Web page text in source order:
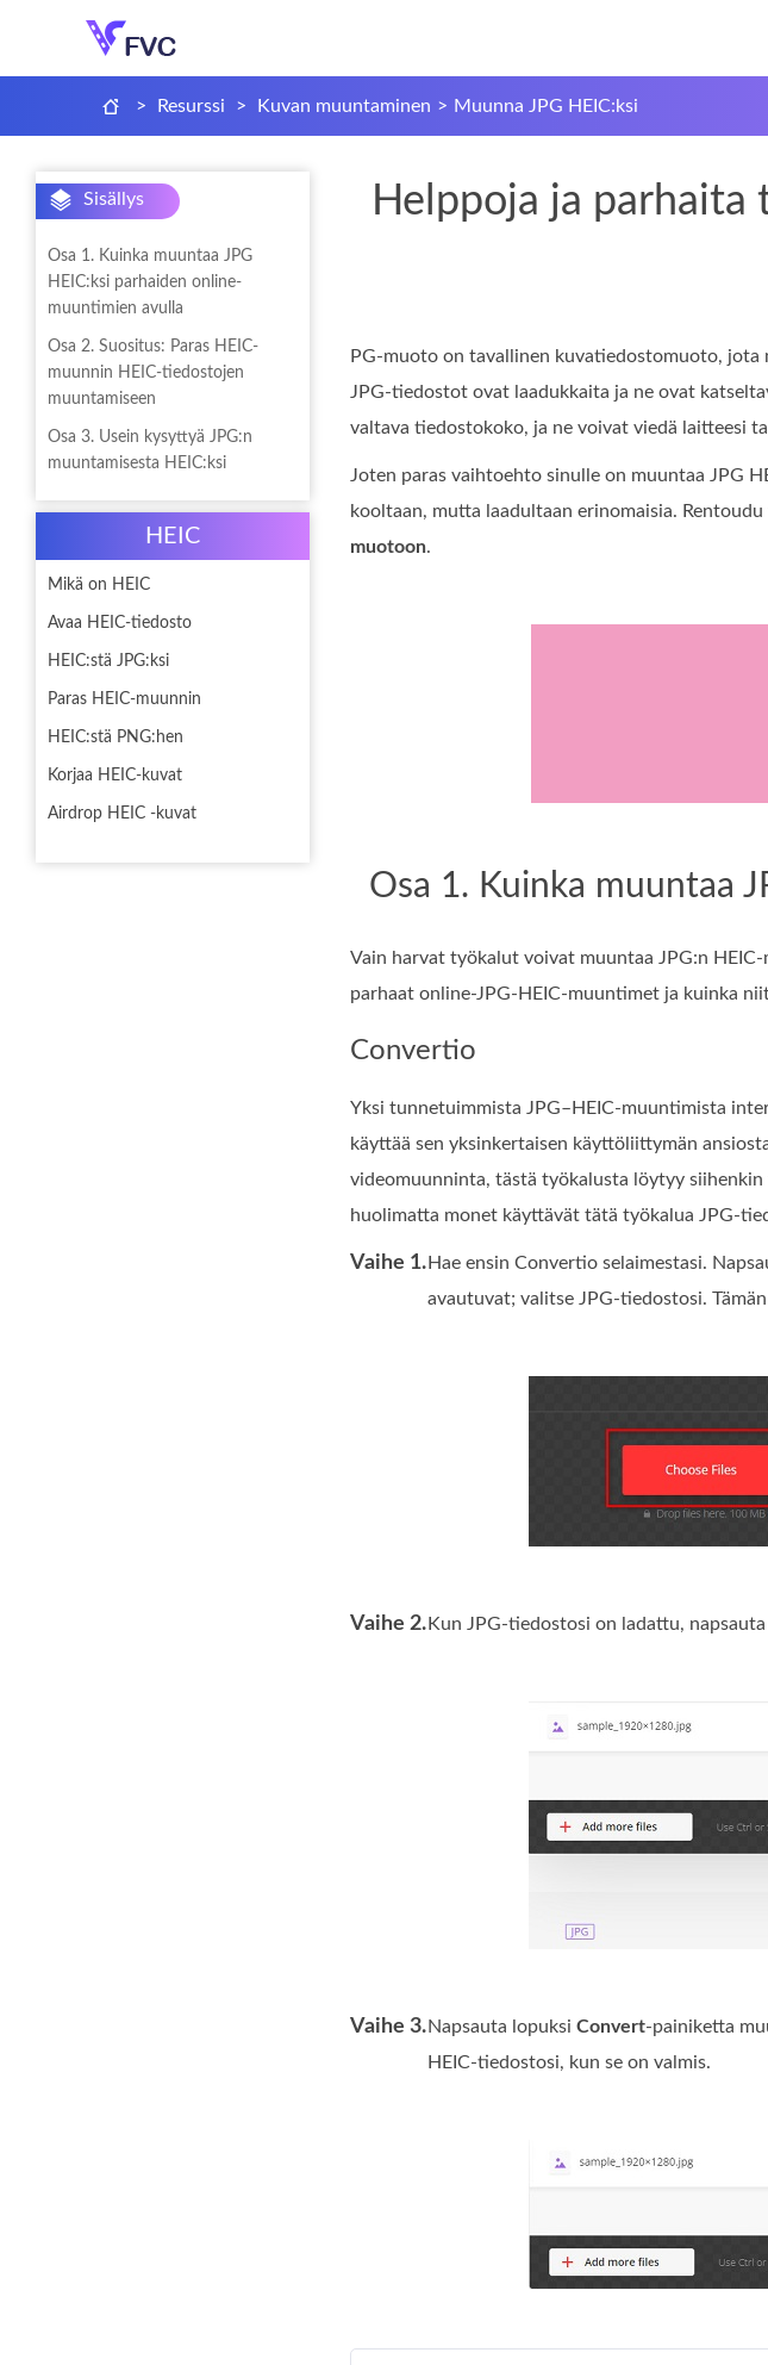
> Resurssi > Kuvan muuntaminen > Muunna JPG HEIC:ksi
Sisällys
Osa 1. Kuinka muuntaa JPG
HEIC:ksi parhaiden online-
muuntimien avulla
Osa 2. Suositus: Paras HEIC-
muunnin HEIC-tiedostojen
muuntamiseen
Osa 3. Usein kysyttyä JPG:n
muuntamisesta HEIC:ksi
HEIC
Mikä on HEIC
Avaa HEIC-tiedosto
HEIC:stä JPG:ksi
Paras HEIC-muunnin
HEIC:stä PNG:hen
Korjaa HEIC-kuvat
Airdrop HEIC -kuvat
Helppoja ja parhaita
PG-muoto on tavallinen kuvatiedostomuoto,
JPG-tiedostot ovat laadukkaita ja ne ovat
valtava tiedostokoko, ja ne voivat viedä laitteesi
Joten paras vaihtoehto sinulle on muuntaa JPG
kooltaan, mutta laadultaan erinomaisia.
muotoon.
Osa 1. Kuinka muuntaa
Vain harvat työkalut voivat muuntaa JPG:n
parhaat online-JPG-HEIC-muuntimet ja kuinka
Convertio
Yksi tunnetuimmista JPG–HEIC-muuntimista
käyttää sen yksinkertaisen käyttöliittymän
videomuunninta, tästä työkalusta löytyy siihenkin
huolimatta monet käyttävät tätä työkalua JPG-
Vaihe 1. Hae ensin Convertio selaimestasi.
avautuvat; valitse JPG‑tiedostosi.
Vaihe 2. Kun JPG‑tiedostosi on ladattu, napsauta
Vaihe 3.Napsauta lopuksi Convert‑painiketta
HEIC‑tiedostosi, kun se on valmis.